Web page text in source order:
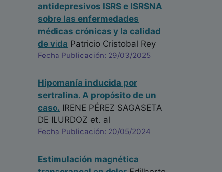
antidepresivos ISRS e ISRSNA
sobre las enfermedades
médicas crónicas y la calidad
de vida Patricio Cristobal Rey
Fecha Publicación: 29/03/2025
Hipomanía inducida por
sertralina. A propósito de un
caso. IRENE PÉREZ SAGASETA
DE ILURDOZ et. al
Fecha Publicación: 20/05/2024
Estimulación magnética